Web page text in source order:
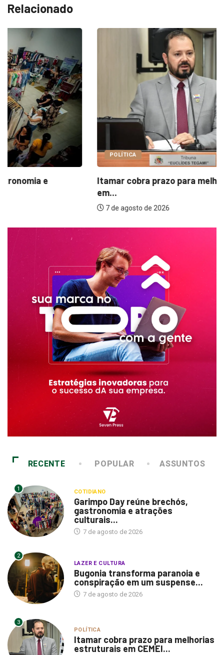
Relacionado
POLÍTICA
Itamar cobra prazo para melhorias estruturais
RECENTE POPULAR ASSUNTOS
1 COTIDIANO
Garimpo Day reúne brechós,
gastronomia e atrações
culturais...
7 de agosto de 2026
2
LAZER E CULTURA
Bugonia transforma paranoia e
conspiração em um suspense...
7 de agosto de 2026
3
POLÍTICA
Itamar cobra prazo para melhorias
estruturais em CEMEI...